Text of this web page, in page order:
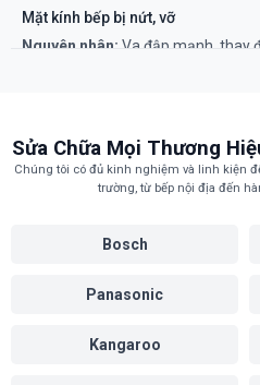
thợ kiểm tra quạt và cảm biến.
hỏng IC cảm ứng.
Khắc phục:
Lau khô bề mặt bếp.
viên tháo ra kiểm tra và sửa chữa
Mặt kính bếp bị nứt, vỡ
Nguyên nhân: Va đập mạnh, thay
Sửa Chữa Mọi Thương
Chúng tôi có đủ kinh nghiệm và linh kiện
trường, từ bếp nội địa đến
Bosch
Panasonic
Kangaroo